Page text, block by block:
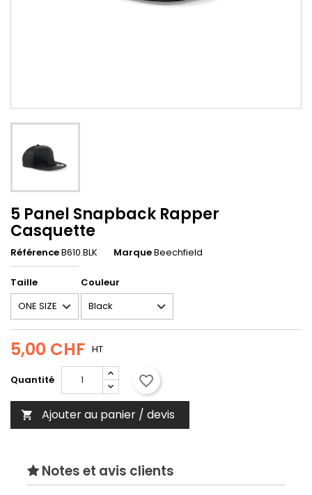
5 Panel Snapback Rapper
Casquette
RéférenceB610.BLK MarqueBeechfield
Taille Couleur
5,00 CHF HT
Quantité favorite_border
 Ajouter au panier / devis
Notes et avis clients